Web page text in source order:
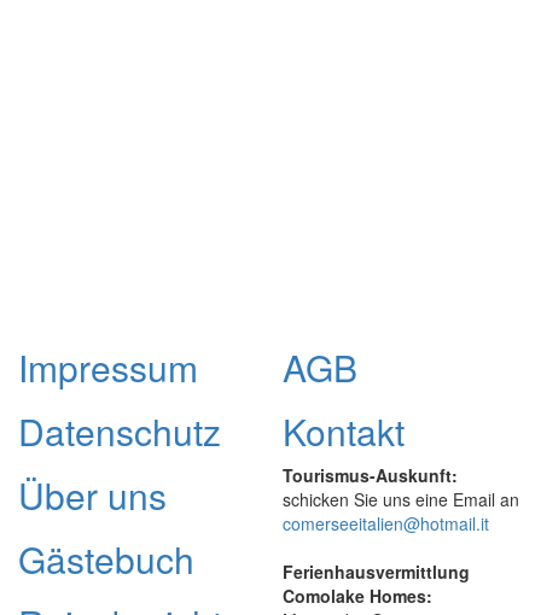
Impressum
Datenschutz
Über uns
Gästebuch
AGB
Kontakt
Tourismus-Auskunft:
schicken Sie uns eine Email an
comerseeitalien@hotmail.it
Ferienhausvermittlung
Comolake Homes: